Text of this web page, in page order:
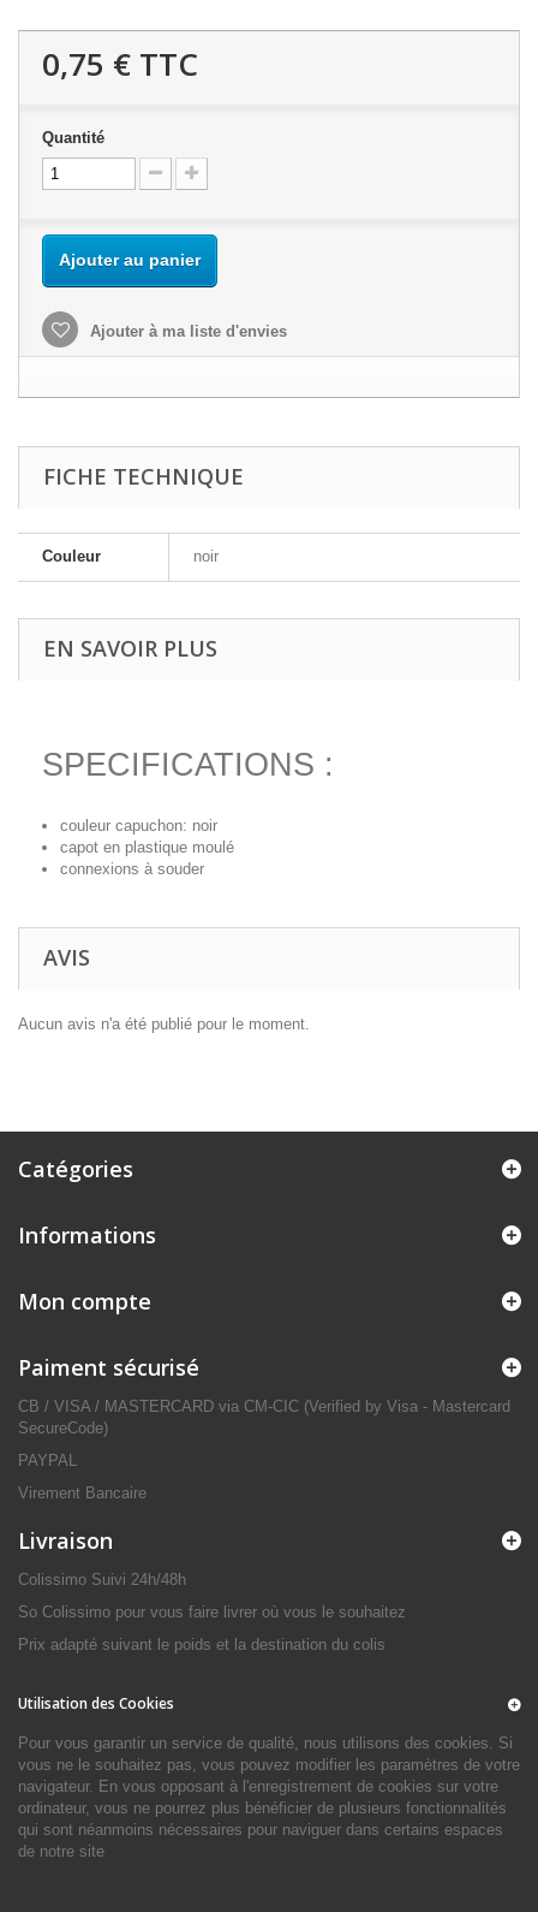
0,75 € TTC
Quantité
Ajouter au panier
Ajouter à ma liste d'envies
FICHE TECHNIQUE
Couleur noir
EN SAVOIR PLUS
SPECIFICATIONS :
couleur capuchon: noir
capot en plastique moulé
connexions à souder
AVIS
Aucun avis n'a été publié pour le moment.
Catégories
Informations
Mon compte
Paiment sécurisé
CB / VISA / MASTERCARD via CM-CIC (Verified by Visa - Mastercard
SecureCode)
PAYPAL
Virement Bancaire
Livraison
Colissimo Suivi 24h/48h
So Colissimo pour vous faire livrer où vous le souhaitez
Prix adapté suivant le poids et la destination du colis
Utilisation des Cookies
Pour vous garantir un service de qualité, nous utilisons des cookies. Si
vous ne le souhaitez pas, vous pouvez modifier les paramètres de votre
navigateur. En vous opposant à l'enregistrement de cookies sur votre
ordinateur, vous ne pourrez plus bénéficier de plusieurs fonctionnalités
qui sont néanmoins nécessaires pour naviguer dans certains espaces
de notre site